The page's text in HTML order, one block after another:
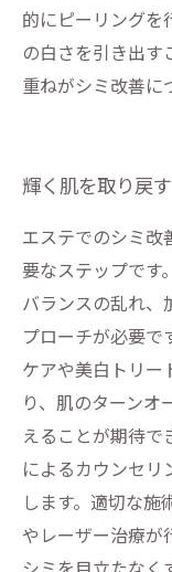
的にピーリングを
の白さを引き出す
重ねがシミ改善に
輝く肌を取り戻
エステでのシミ改
要なステップです
バランスの乱れ、
プローチが必要で
ケアや美白トリー
り、肌のターンオ
えることが期待で
によるカウンセリ
します。適切な施
やレーザー治療が